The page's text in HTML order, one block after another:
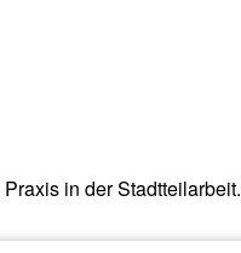
in der Stadtteilarbeit.